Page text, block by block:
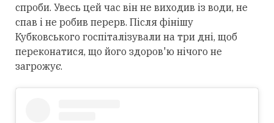
спроби. Увесь цей час він не виходив із води, не
спав і не робив перерв. Після фінішу
Кубковського госпіталізували на три дні, щоб
переконатися, що його здоров'ю нічого не
загрожує.